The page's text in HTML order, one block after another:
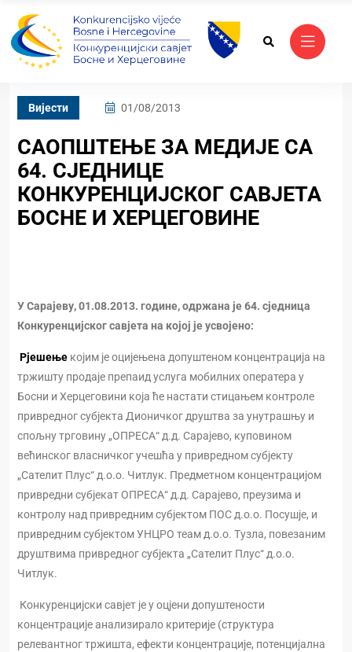
Вијести 01/08/2013
САОПШТЕЊЕ ЗА МЕДИЈЕ СА
64. СЈЕДНИЦЕ
КОНКУРЕНЦИЈСКОГ САВЈЕТА
БОСНЕ И ХЕРЦЕГОВИНЕ
У Сарајеву, 01.08.2013. године, одржана је 64. сједница
Конкуренцијског савјета на којој је усвојено:
Рјешење којим је оцијењена допуштеном концентрација на
тржишту продаје препаид услуга мобилних оператера у
Босни и Херцеговини која ће настати стицањем контроле
привредног субјекта Дионичког друштва за унутрашњу и
спољну трговину „ОПРЕСА“ д.д. Сарајево, куповином
већинског власничког учешћа у привредном субјекту
„Сателит Плус“ д.о.о. Читлук. Предметном концентрацијом
привредни субјекат ОПРЕСА“ д.д. Сарајево, преузима и
контролу над привредним субјектом ПОС д.о.о. Посушје, и
привредним субјектом УНЦРО теам д.о.о. Тузла, повезаним
друштвима привредног субјекта „Сателит Плус“ д.о.о.
Читлук.
Конкуренцијски савјет је у оцјени допуштености
концентрације анализирало критерије (структура
релевантног тржишта, ефекти концентрације, потенцијална